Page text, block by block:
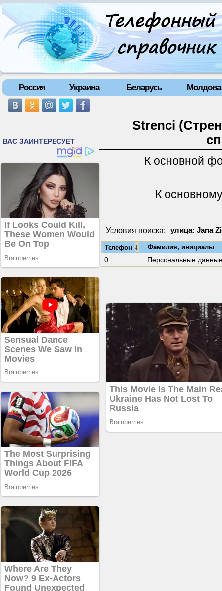
Россия Украина Беларусь Молдова
Strenci
К основной
К
Условия поиска: улица: Jana
Телефон ↓ Фамилия, инициалы
0 Персональные данные